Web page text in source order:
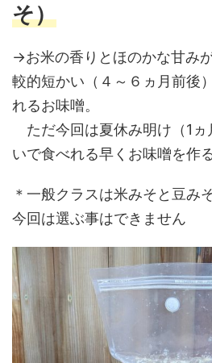
そ）
→お米の香りとほのかな甘み
較的短かい（４～６ヵ月前後
れるお味噌。
ただ今回は夏休み明け（1ヵ
いで食べれる早くお味噌を作
＊一般クラスは米みそと豆み
今回は選ぶ事はできません